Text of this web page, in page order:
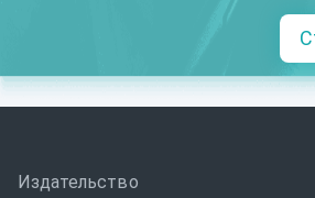
Издательство